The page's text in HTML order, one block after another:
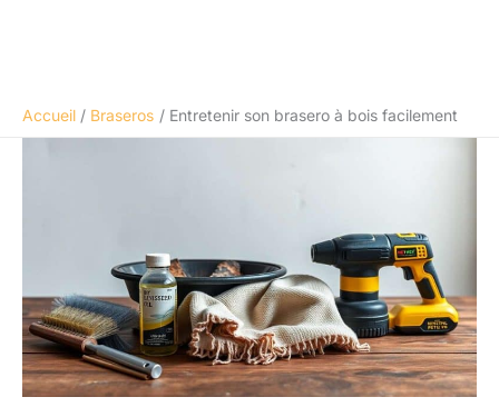
Accueil Braseros Entretenir son brasero à bois facilement